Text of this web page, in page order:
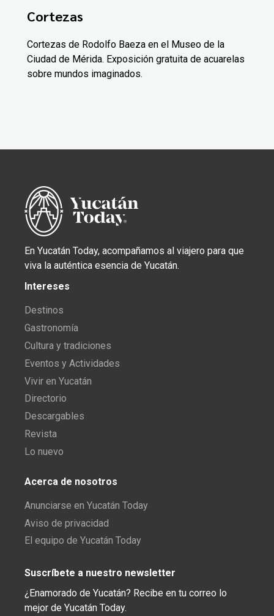
Cortezas
Cortezas de Rodolfo Baeza en el Museo de la
Ciudad de Mérida. Exposición gratuita de acuarelas
sobre mundos imaginados.
En Yucatán Today, acompañamos al viajero para que
viva la auténtica esencia de Yucatán.
Intereses
Destinos
Gastronomía
Cultura y tradiciones
Eventos y Actividades
Vivir en Yucatán
Directorio
Descargables
Revista
Lo nuevo
Acerca de nosotros
Anunciarse en Yucatán Today
Aviso de privacidad
El equipo de Yucatán Today
Suscríbete a nuestro newsletter
¿Enamorado de Yucatán? Recibe en tu correo lo
mejor de Yucatán Today.